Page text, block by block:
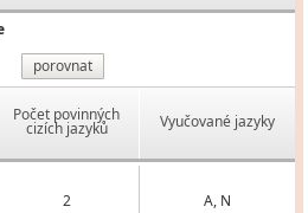
porovnat
Počet povinných
cizích jazyků Vyučované jazyky
2 A, N